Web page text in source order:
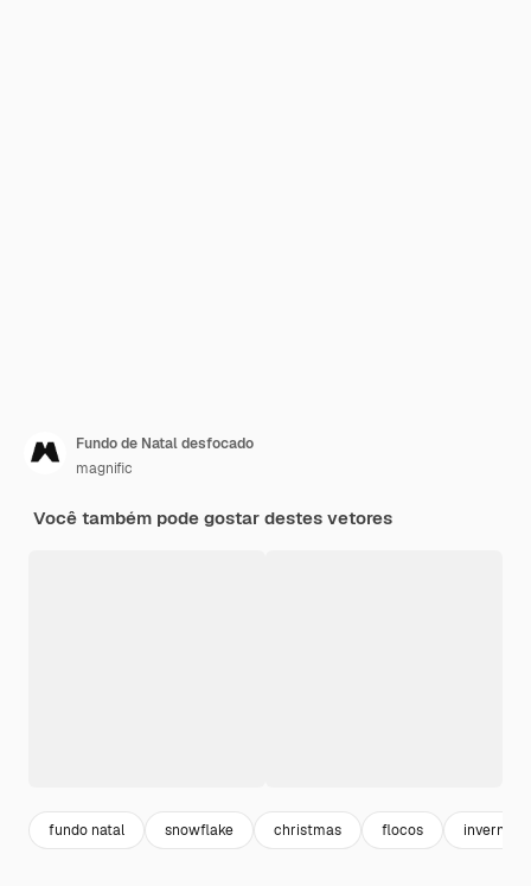
Fundo de Natal desfocado
magnific
Você também pode gostar destes vetores
fundo natal snowflake christmas flocos inverno